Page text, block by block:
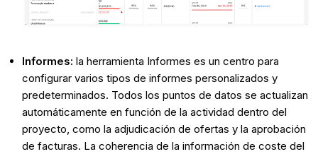
Informes:la herramienta Informes es un centro para
configurar varios tipos de informes personalizados y
predeterminados. Todos los puntos de datos se actualizan
automáticamente en función de la actividad dentro del
proyecto, como la adjudicación de ofertas y la aprobación
de facturas. La coherencia de la información de coste del